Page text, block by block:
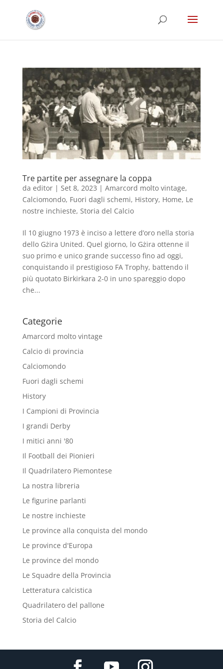
Tre partite per assegnare la coppa
da editor| Set 8, 2023 | Amarcord molto vintage,
Calciomondo, Fuori dagli schemi, History, Home, Le
nostre inchieste, Storia del Calcio
Il 10 giugno 1973 è inciso a lettere d’oro nella storia
dello Gżira United. Quel giorno, lo Gżira ottenne il
suo primo e unico grande successo fino ad oggi,
conquistando il prestigioso FA Trophy, battendo il
più quotato Birkirkara 2-0 in uno spareggio dopo
che...
Categorie
Amarcord molto vintage
Calcio di provincia
Calciomondo
Fuori dagli schemi
History
I Campioni di Provincia
I grandi Derby
I mitici anni '80
Il Football dei Pionieri
Il Quadrilatero Piemontese
La nostra libreria
Le figurine parlanti
Le nostre inchieste
Le province alla conquista del mondo
Le province d'Europa
Le province del mondo
Le Squadre della Provincia
Letteratura calcistica
Quadrilatero del pallone
Storia del Calcio